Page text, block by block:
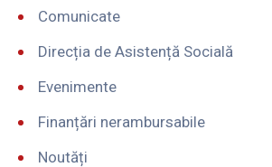
Comunicate
Direcția de Asistență Socială
Evenimente
Finanțări nerambursabile
Noutăți